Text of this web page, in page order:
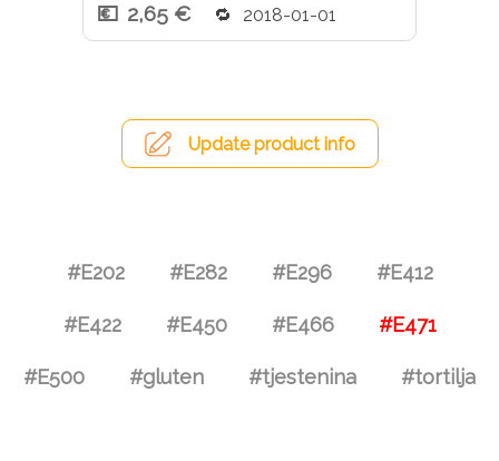
2,65 €
2018-01-01
Update product info
#E202 #E282 #E296 #E412
#E422 #E450 #E466 #E471
#E500 #gluten #tjestenina #tortilja